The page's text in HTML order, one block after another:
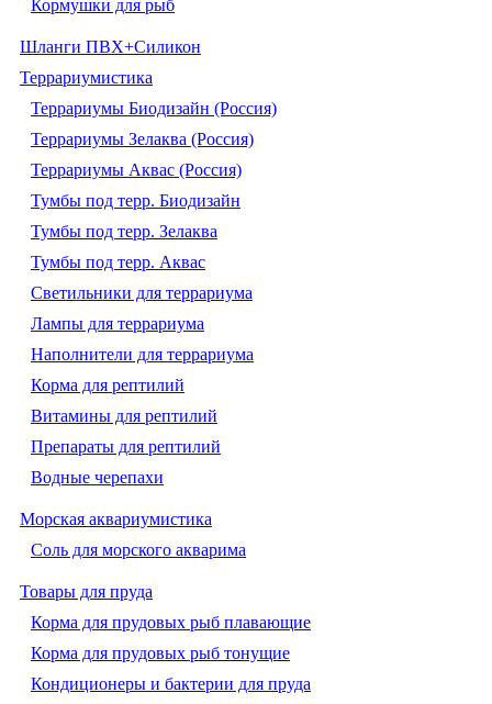
Кормушки для рыб
Шланги ПВХ+Силикон
Террариумистика
Террариумы Биодизайн (Россия)
Террариумы Зелаква (Россия)
Террариумы Аквас (Россия)
Тумбы под терр. Биодизайн
Тумбы под терр. Зелаква
Тумбы под терр. Аквас
Светильники для террариума
Лампы для террариума
Наполнители для террариума
Корма для рептилий
Витамины для рептилий
Препараты для рептилий
Водные черепахи
Морская аквариумистика
Соль для морского акварима
Товары для пруда
Корма для прудовых рыб плавающие
Корма для прудовых рыб тонущие
Кондиционеры и бактерии для пруда